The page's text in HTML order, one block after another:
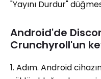
"Yayını Durdur"
Android'de
Crunchyroll'un
1. Adım. Android